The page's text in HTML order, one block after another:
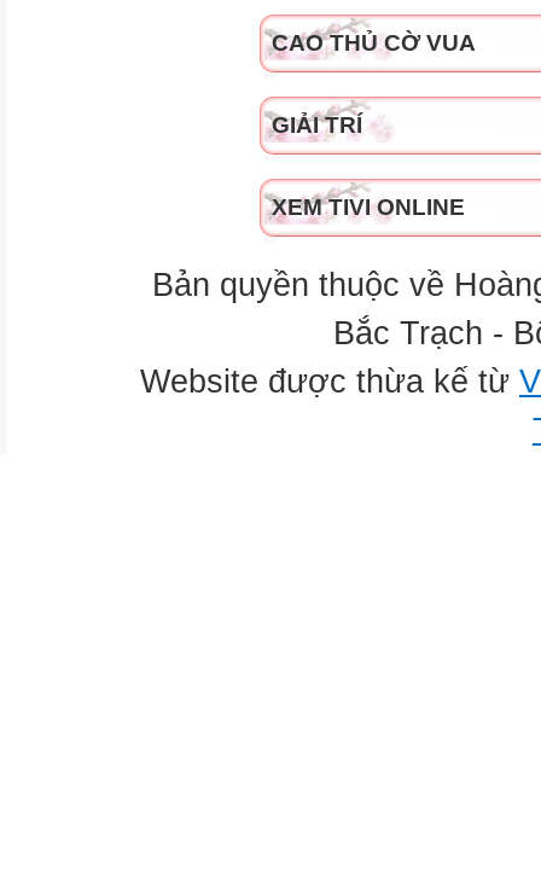
CAO THỦ CỜ VUA
GIẢI TRÍ
XEM TIVI ONLINE
Bản quyền thuộc về
Bắc Trạch -
Website được thừa kế từ